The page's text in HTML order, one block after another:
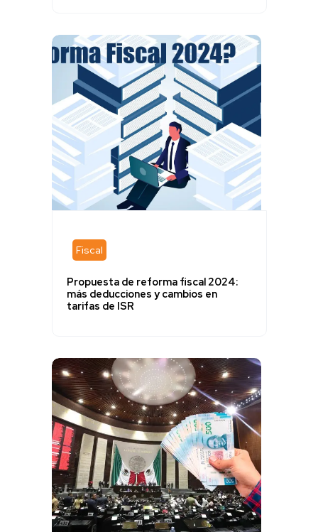
Fiscal
Propuesta de reforma fiscal 2024:
más deducciones y cambios en
tarifas de ISR